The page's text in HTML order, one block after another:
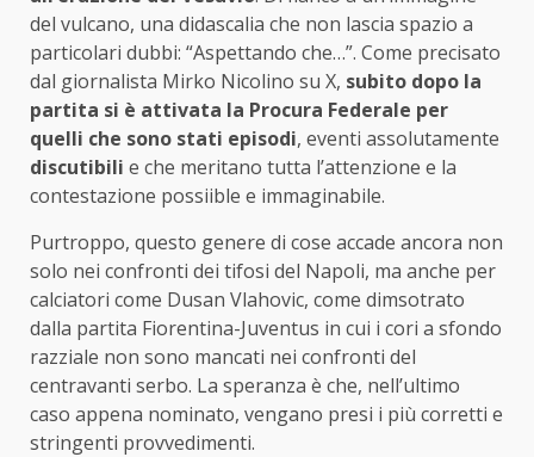
del vulcano, una didascalia che non lascia spazio a
particolari dubbi: “Aspettando che…”. Come precisato
dal giornalista Mirko Nicolino su X, subito dopo la
partita si è attivata la Procura Federale per
quelli che sono stati episodi, eventi assolutamente
discutibili e che meritano tutta l’attenzione e la
contestazione possiible e immaginabile.
Purtroppo, questo genere di cose accade ancora non
solo nei confronti dei tifosi del Napoli, ma anche per
calciatori come Dusan Vlahovic, come dimsotrato
dalla partita Fiorentina-Juventus in cui i cori a sfondo
razziale non sono mancati nei confronti del
centravanti serbo. La speranza è che, nell’ultimo
caso appena nominato, vengano presi i più corretti e
stringenti provvedimenti.